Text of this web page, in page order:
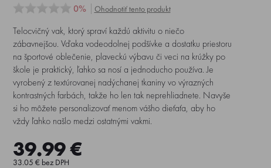
0% Ohodnotiť tento produkt
Telocvičný vak, ktorý spraví každú aktivitu o niečo
zábavnejšou. Vďaka vodeodolnej podšívke a dostatku priestoru
na športové oblečenie, plaveckú výbavu či veci na krúžky po
škole je praktický, ľahko sa nosí a jednoducho používa. Je
vyrobený z textúrovanej nadýchanej tkaniny vo výrazných
kontrastných farbách, takže ho len tak neprehliadnete. Navyše
si ho môžete personalizovať menom vášho dieťaťa, aby ho
vždy ľahko našlo medzi ostatnými vakmi.
39.99 €
33.05 € bez DPH